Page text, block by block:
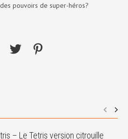
pouvoirs de super-héros?
– Le Tetris version citrouille